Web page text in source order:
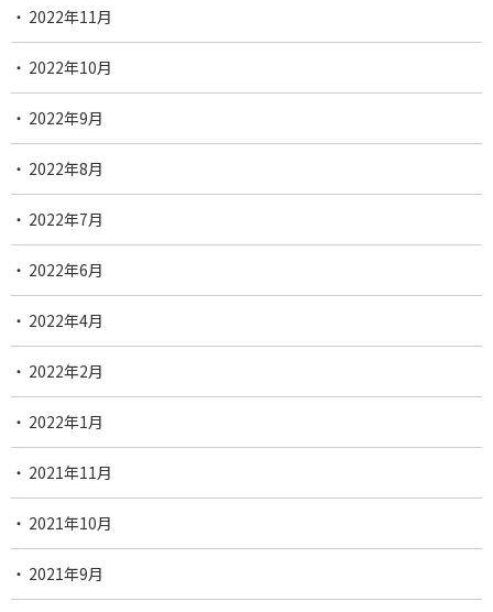
2022年11月
2022年10月
2022年9月
2022年8月
2022年7月
2022年6月
2022年4月
2022年2月
2022年1月
2021年11月
2021年10月
2021年9月